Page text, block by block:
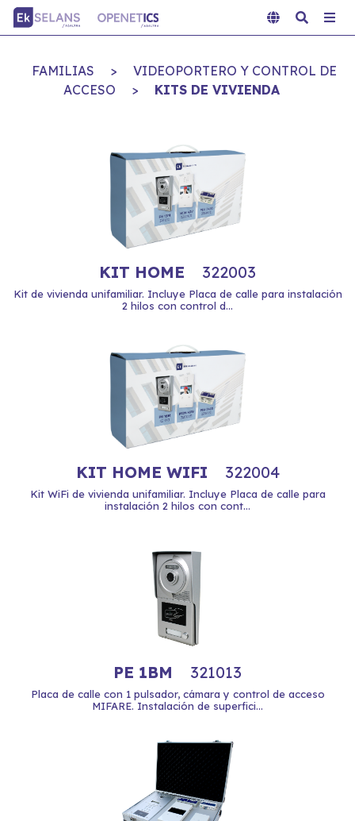
FAMILIAS >
VIDEOPORTERO Y CONTROL DE
ACCESO
> KITS DE VIVIENDA
KIT HOME 322003
Kit de vivienda unifamiliar. Incluye Placa de calle para instalación
2 hilos con control d...
KIT HOME WIFI 322004
Kit WiFi de vivienda unifamiliar. Incluye Placa de calle para
instalación 2 hilos con cont...
PE 1BM 321013
Placa de calle con 1 pulsador, cámara y control de acceso
MIFARE. Instalación de superfici...